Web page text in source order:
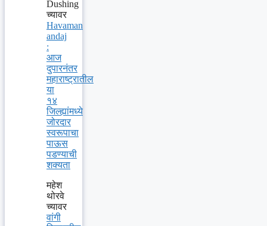
Dushing
च्यावर
Havaman
andaj
:
आज
दुपारनंतर
महाराष्ट्रातील
या
१४
जिल्ह्यांमध्ये
जोरदार
स्वरूपाचा
पाऊस
पडण्याची
शक्यता
महेश
थोरवे
च्यावर
वांगी